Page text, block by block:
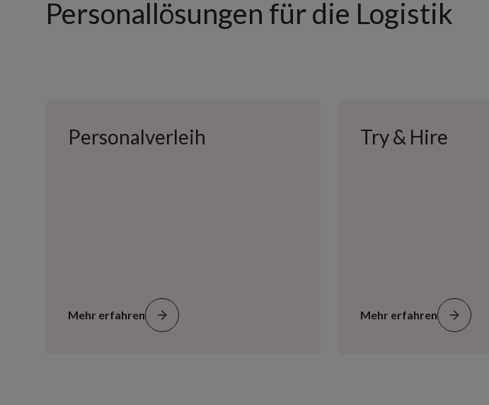
Personallösungen für die Logistik
Personalverleih
Mehr erfahren
Try & Hire
Mehr erfahren